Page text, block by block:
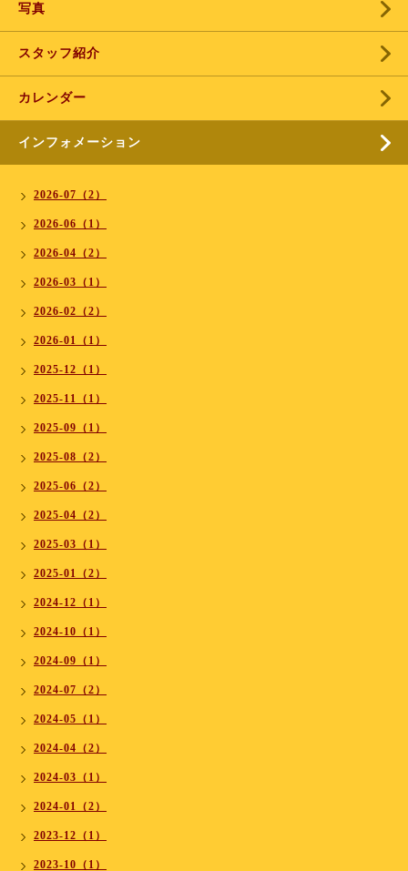
写真
スタッフ紹介
カレンダー
インフォメーション
2026-07（2）
2026-06（1）
2026-04（2）
2026-03（1）
2026-02（2）
2026-01（1）
2025-12（1）
2025-11（1）
2025-09（1）
2025-08（2）
2025-06（2）
2025-04（2）
2025-03（1）
2025-01（2）
2024-12（1）
2024-10（1）
2024-09（1）
2024-07（2）
2024-05（1）
2024-04（2）
2024-03（1）
2024-01（2）
2023-12（1）
2023-10（1）